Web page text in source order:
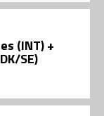
(INT) +
SE)